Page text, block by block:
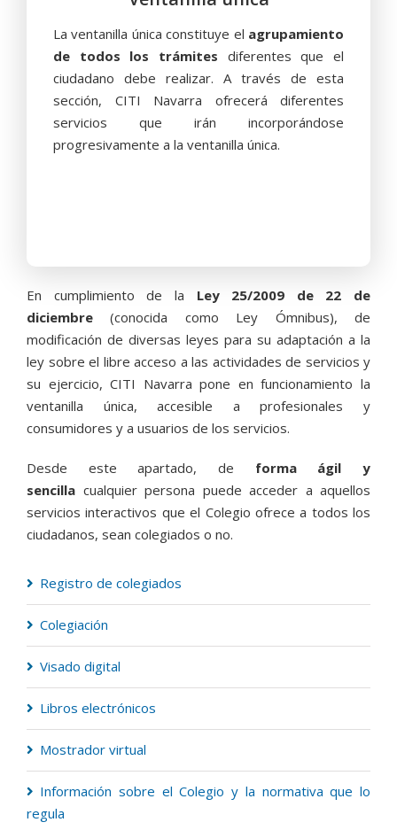
La ventanilla única constituye el agrupamiento
de todos los trámites diferentes que el
ciudadano debe realizar. A través de esta
sección, CITI Navarra ofrecerá diferentes
servicios que irán incorporándose
progresivamente a la ventanilla única.
En cumplimiento de la Ley 25/2009 de 22 de
diciembre (conocida como Ley Ómnibus), de
modificación de diversas leyes para su adaptación a la
ley sobre el libre acceso a las actividades de servicios y
su ejercicio, CITI Navarra pone en funcionamiento la
ventanilla única, accesible a profesionales y
consumidores y a usuarios de los servicios.
Desde este apartado, de forma ágil y
sencilla cualquier persona puede acceder a aquellos
servicios interactivos que el Colegio ofrece a todos los
ciudadanos, sean colegiados o no.
Registro de colegiados
Colegiación
Visado digital
Libros electrónicos
Mostrador virtual
Información sobre el Colegio y la normativa que lo
regula